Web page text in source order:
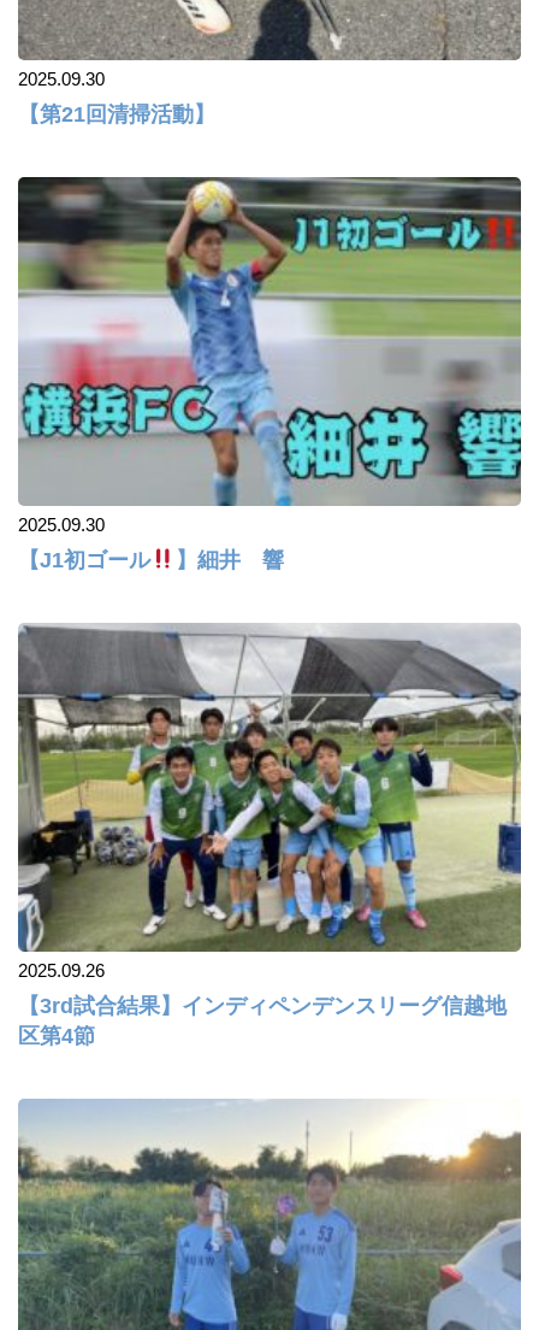
2025.09.30
【第21回清掃活動】
2025.09.30
【J1初ゴール 】細井 響
2025.09.26
【3rd試合結果】インディペンデンスリーグ信越地
区第4節